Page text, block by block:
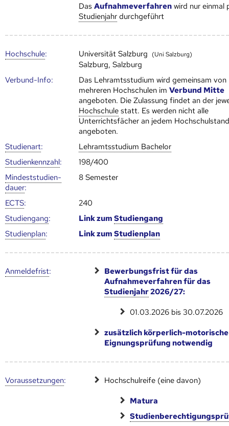
DasAufnahmeverfahren wird nur einmal
Studienjahr durchgeführt
Hoch­schule: Universität Salzburg (Uni Salzburg)
Salzburg, Salzburg
Verbund-Info:
Das Lehramtsstudium wird gemeinsam von
mehreren Hoch­schulen imVerbund Mitte
angeboten. Die Zulassung findet an der
Hoch­schule statt. Es werden nicht alle
Unterrichtsfächer an jedem
angeboten.
Studienart:
Lehramtsstudium Bachelor
Studien­kenn­zahl:
198/400
Mindest­studien­
dauer:
8 Semester
ECTS:
240
Studien­gang: Link zumStudien­gang
Studien­plan: Link zumStudien­plan
Anmelde­frist:
Bewerbungsfrist für das
Aufnahmeverfahren für das
Studienjahr2026/27:
01.03.2026 bis 30.07.2026
zusätzlich körperlich-motorische
Eignungsprüfung notwendig
Voraus­setzungen: Hochschulreife (eine davon)
Matura